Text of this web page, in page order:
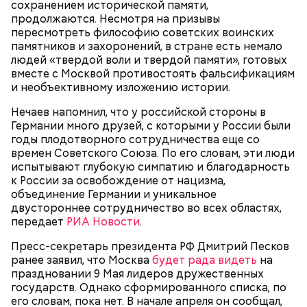
сохранением исторической памяти,
продолжаются. Несмотря на призывы
пересмотреть философию советских воинских
памятников и захоронений, в стране есть немало
людей «твердой воли и твердой памяти», готовых
вместе с Москвой противостоять фальсификациям
и необъективному изложению истории.
Нечаев напомнил, что у российской стороны в
Германии много друзей, с которыми у России были
годы плодотворного сотрудничества еще со
времен Советского Союза. По его словам, эти люди
испытывают глубокую симпатию и благодарность
к России за освобождение от нацизма,
объединение Германии и уникальное
двустороннее сотрудничество во всех областях,
передает РИА Новости.
Пресс-секретарь президента РФ Дмитрий Песков
ранее заявил, что Москвабудет рада видеть на
праздновании 9 Мая лидеров дружественных
государств. Однако сформированного списка, по
его словам, пока нет. В начале апреля он сообщал,
Фото: Shutterstock
Главная особенность острова Сокотра —
драконовые деревья, которые растут только здесь.
Внешне они напоминают большие грибы, а
драконовыми их называют из-за красного цвета
смолы, которую местные жители сравнивают с
кровью дракона. Они же используют ее в
медицинских целях и красят ей ткань и волосы.
Он находился на посту менеджера, занимался
наймом персонала и продажей продуктов. В 2000
году Балмер сменил Билла Гейтса на посту
Сергей Брин
Окружающие отмечали, что Носс была в здравом
уме до конца жизни. Интересно, что когда в
возрасте 117 лет ей сообщили, что она теперь
является старейшим из ныне живущих людей,
Канэ Танака (119 лет)
Фото: wikimedia.org